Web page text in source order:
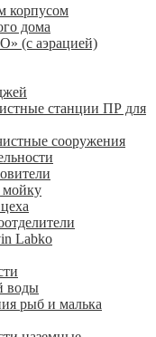
корпусом
дома
(с аэрацией)
станции ПР для
сооружения
мойку
Labko
воды
рыб и малька